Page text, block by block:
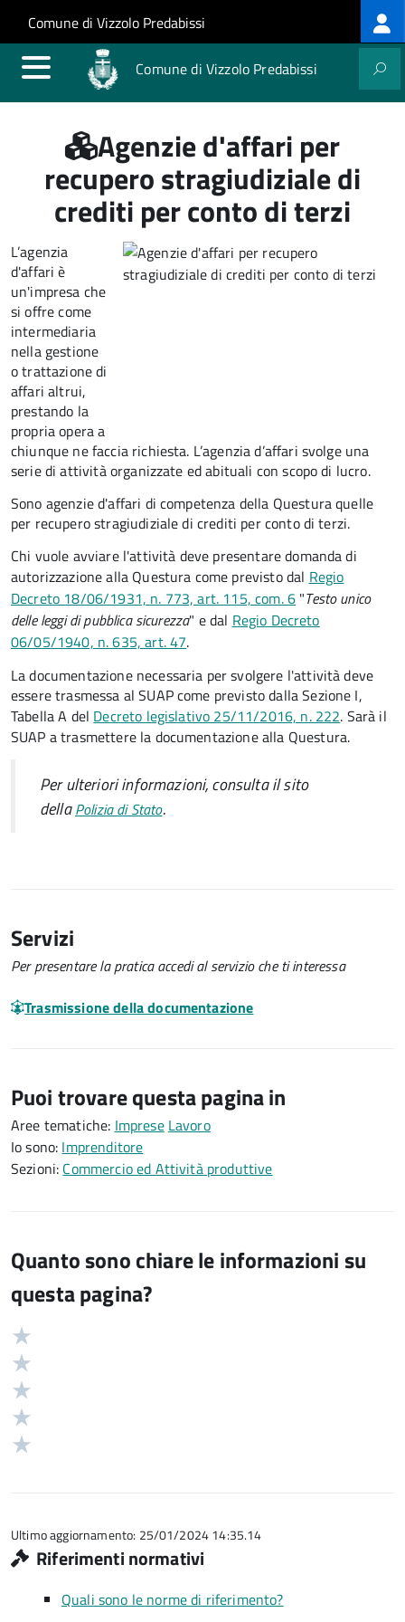
Salta al contenuto principale
Skip to site navigation
Comune di Vizzolo Predabissi
Comune di Vizzolo Predabissi
Agenzie d'affari per
recupero stragiudiziale di
crediti per conto di terzi
L’agenzia
d'affari è
un'impresa che
si offre come
intermediaria
nella gestione
o trattazione di
affari altrui,
prestando la
propria opera a
chiunque ne faccia richiesta. L’agenzia d’affari svolge una
serie di attività organizzate ed abituali con scopo di lucro.
Sono agenzie d'affari di competenza della Questura quelle
per recupero stragiudiziale di crediti per conto di terzi.
Chi vuole avviare l'attività deve presentare domanda di
autorizzazione alla Questura come previsto dal Regio
Decreto 18/06/1931, n. 773, art. 115, com. 6 "Testo unico
delle leggi di pubblica sicurezza" e dal Regio Decreto
06/05/1940, n. 635, art. 47.
La documentazione necessaria per svolgere l'attività deve
essere trasmessa al SUAP come previsto dalla Sezione I,
Tabella A del Decreto legislativo 25/11/2016, n. 222. Sarà il
SUAP a trasmettere la documentazione alla Questura.
Per ulteriori informazioni, consulta il sito
dellaPolizia di Stato.
Servizi
Per presentare la pratica accedi al servizio che ti interessa
Trasmissione della documentazione
Puoi trovare questa pagina in
Aree tematiche: Imprese Lavoro
Io sono: Imprenditore
Sezioni: Commercio ed Attività produttive
Quanto sono chiare le informazioni su
questa pagina?
Valutazione
5
Ultimo aggiornamento: 25/01/2024 14:35.14
Riferimenti normativi
Quali sono le norme di riferimento?